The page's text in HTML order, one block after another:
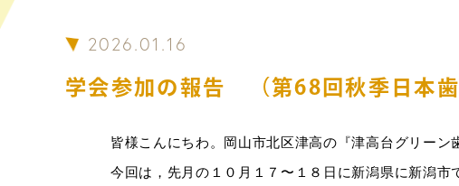
2026.01.16
学会参加の報告 （第68回秋季日本歯
皆様こんにちわ。岡山市北区津高の『津高台グリーン
今回は，先月の１０月１７〜１８日に新潟県に新潟